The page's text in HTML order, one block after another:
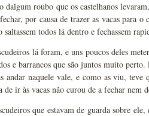
dalgum roubo que os castelhanos
por causa de trazer as vacas para
saltassem todos lá dentro e fechassem
lá foram, e uns poucos deles
e barrancos que são juntos muito
andar naquele vale, e como as viu,
de ir às vacas não curou de a fechar nem
que estavam de guarda sobre